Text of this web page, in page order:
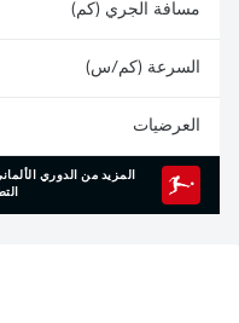
مسافة الجري (كم)
السرعة (كم/س)
العرضيات
المزيد من الدوري الألماني في
التطبيق!